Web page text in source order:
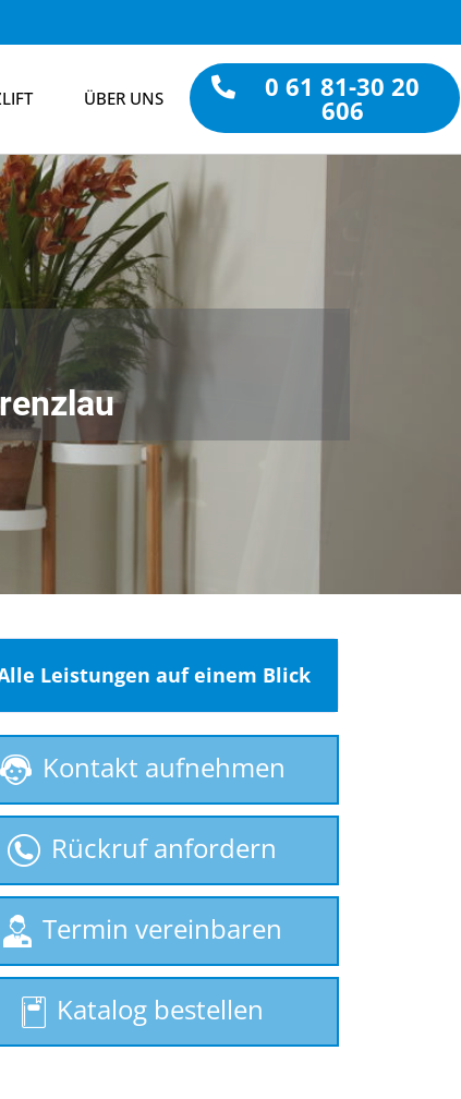
ÜBER UNS 0 61 81-30 20
606
Leistungen auf einem Blick
Treppenlifte
mieten
Kontakt aufnehmen
Rückruf anfordern
Termin vereinbaren
Katalog bestellen